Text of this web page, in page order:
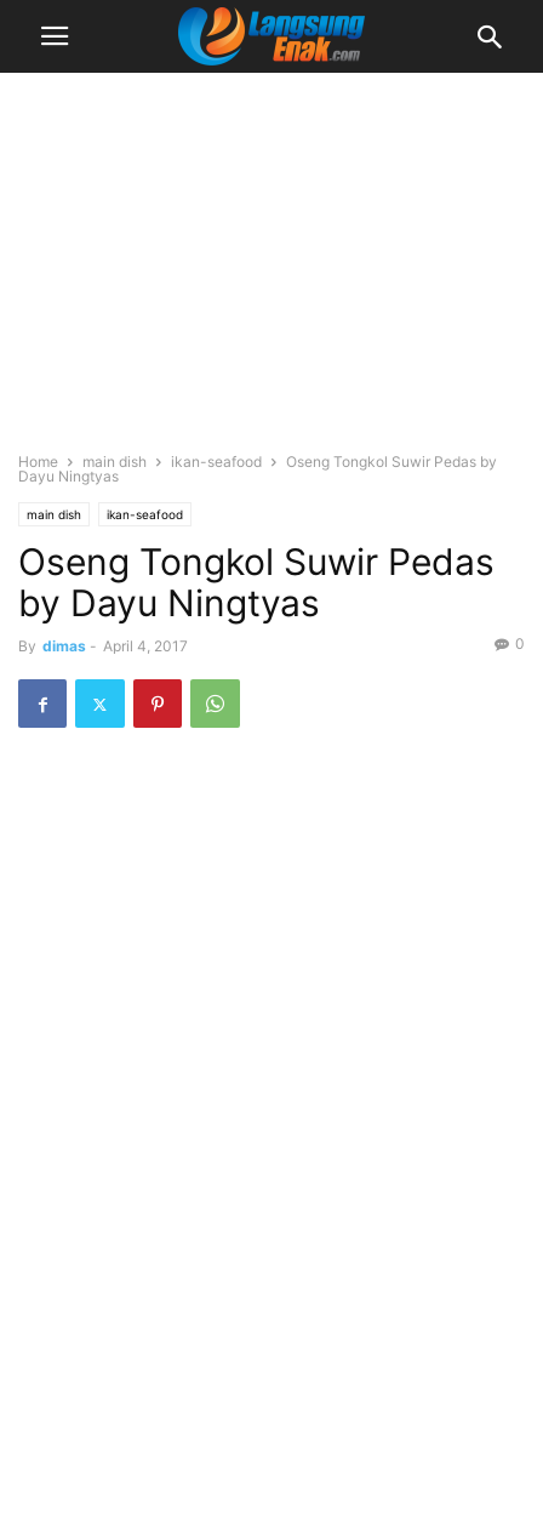
Home main dish ikan-seafood
Oseng Tongkol Suwir Pedas by
Dayu Ningtyas
main dish ikan-seafood
Oseng Tongkol Suwir Pedas
by Dayu Ningtyas
By dimas - April 4, 2017 0